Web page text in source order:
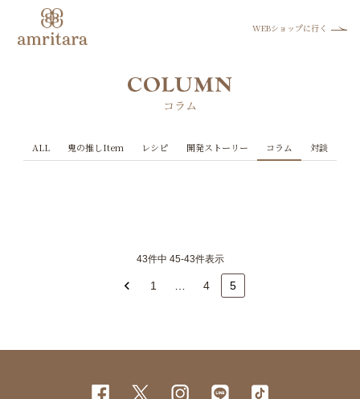
WEBショップに行く
コラム
ALL 鬼の推しItem レシピ 開発ストーリー コラム 対談
43件中 45-43件表示
1 4 5